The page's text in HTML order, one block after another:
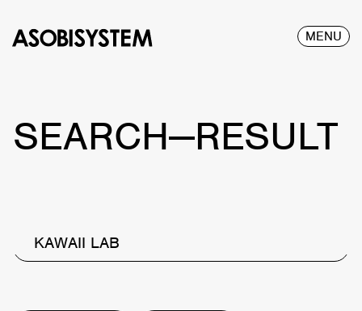
MENU
SEARCH—RESULT
KAWAII LAB